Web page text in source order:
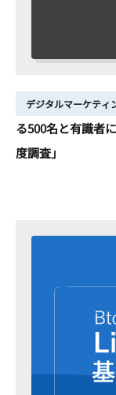
デジタルマーケティ
る500名と有識者
度調査」